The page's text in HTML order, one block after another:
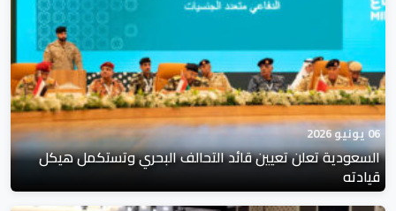
06 يونيو 2026
السعودية تعلن تعيين قائد التحالف البحري وتستكمل هيكل
قيادته